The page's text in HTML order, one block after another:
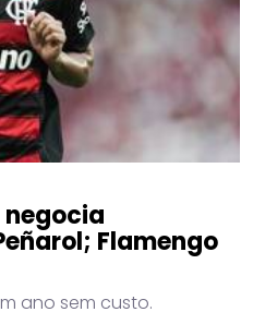
negocia
Flamengo
ano sem custo.